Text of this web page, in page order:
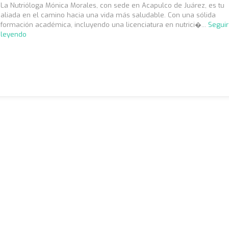
La Nutrióloga Mónica Morales, con sede en Acapulco de Juárez, es tu
aliada en el camino hacia una vida más saludable. Con una sólida
formación académica, incluyendo una licenciatura en nutrici�... Seguir
leyendo